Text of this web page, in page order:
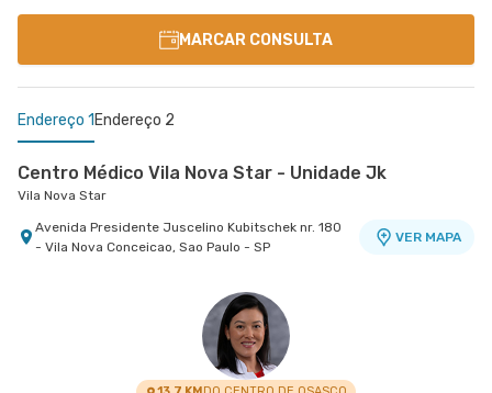
MARCAR CONSULTA
Endereço 1 Endereço 2
Centro Médico Vila Nova Star - Unidade Jk
Vila Nova Star
Avenida Presidente Juscelino Kubitschek nr. 180
- Vila Nova Conceicao, Sao Paulo - SP
VER MAPA
Hospital e Maternidade São Luiz Anália Franco
Rua Francisco Marengo nr. 955 Térreo e 11°
Andar - Tatuape, Sao Paulo - SP